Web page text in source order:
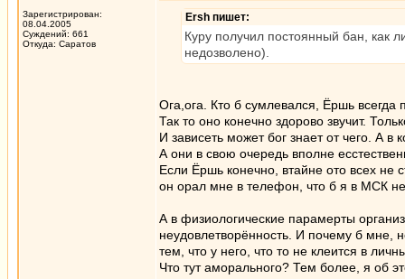
Зарегистрирован:
08.04.2005
Суждений: 661
Откуда: Саратов
Ersh пишет:
Куру получил постоянный бан, как
недозволено).
Ога,ога. Кто б сумлевался, Ёршь всегда
Так то оно конечно здорово звучит.
И зависеть может бог знает от чего. А
А они в свою очередь вполне
Если Ёршь конечно, втайне ото всех не
он орал мне в телефон, что б я в МСК
А в физиологические парамерты
неудовлетворённость. И почему б мне,
тем, что у него, что то не клеится в
Что тут аморального? Тем более, я об